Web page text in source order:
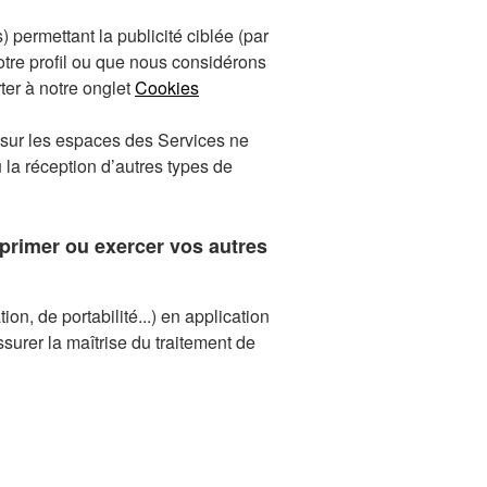
commerciale (ex: vous
toute autre communication
selon les modalités décrites à
permettant la publicité ciblée (par
profil ou que nous considérons
à notre ongletCookies
les espaces des Services ne
réception d’autres types de
ou exercer vos autres
de portabilité...) en application
la maîtrise du traitement de
demande, nous sommes tenus